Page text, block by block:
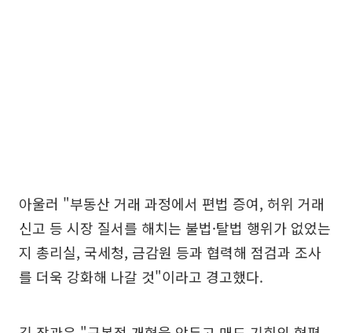
아울러 "부동산 거래 과정에서 편법 증여, 허위 거래
신고 등 시장 질서를 해치는 불법·탈법 행위가 없었는
지 총리실, 국세청, 금감원 등과 협력해 점검과 조사
를 더욱 강화해 나갈 것"이라고 경고했다.